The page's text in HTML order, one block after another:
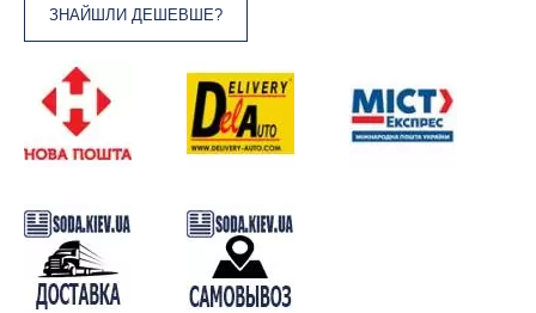
ЗНАЙШЛИ ДЕШЕВШЕ?